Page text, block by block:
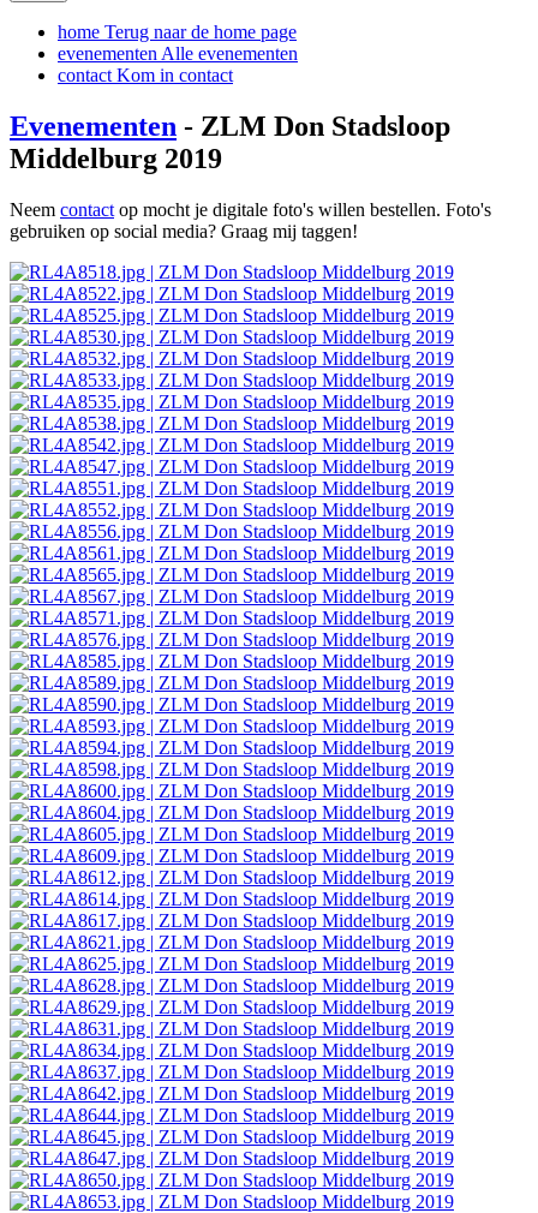
home Terug naar de home page
evenementen Alle evenementen
contact Kom in contact
Evenementen - ZLM Don Stadsloop
Middelburg 2019
Neem contact op mocht je digitale foto's willen bestellen. Foto's
gebruiken op social media? Graag mij taggen!